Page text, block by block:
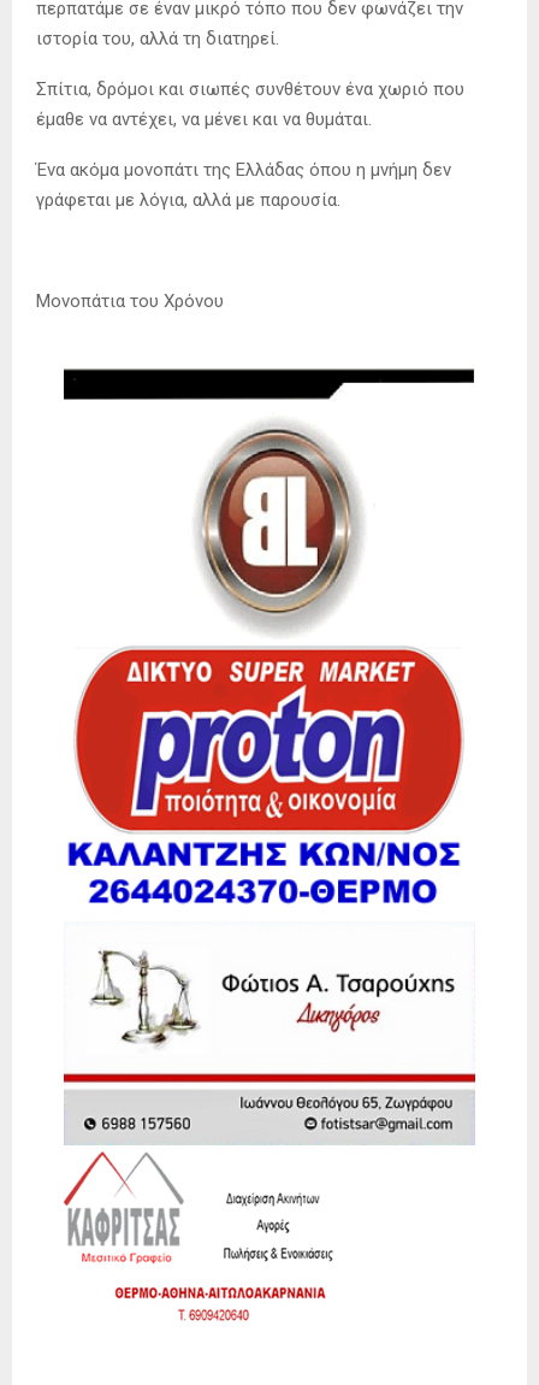
περπατάμε σε έναν μικρό τόπο που δεν φωνάζει την
ιστορία του, αλλά τη διατηρεί.
Σπίτια, δρόμοι και σιωπές συνθέτουν ένα χωριό που
έμαθε να αντέχει, να μένει και να θυμάται.
Ένα ακόμα μονοπάτι της Ελλάδας όπου η μνήμη δεν
γράφεται με λόγια, αλλά με παρουσία.
Μονοπάτια του Χρόνου